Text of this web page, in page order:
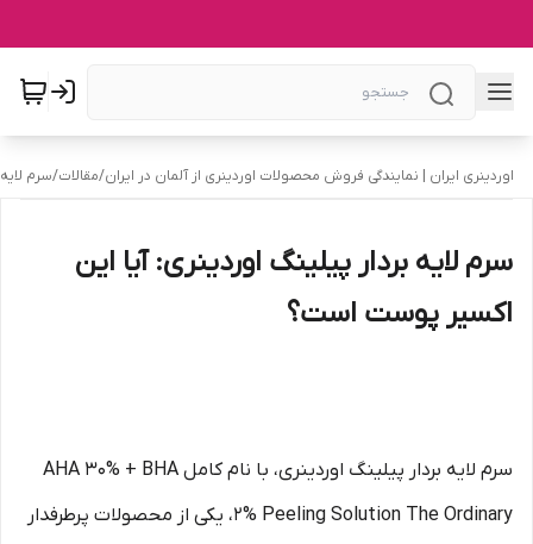
اوردینری ایران | نمایندگی فروش محصولات اوردینری از آلمان در ایران/مقالات/سرم
سرم لایه بردار پیلینگ اوردینری: آیا این
اکسیر پوست است؟
سرم لایه بردار پیلینگ اوردینری، با نام کامل AHA 30% + BHA
2% Peeling Solution The Ordinary، یکی از محصولات پرطرفدار